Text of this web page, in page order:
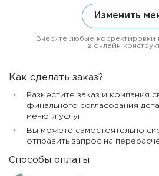
Изменить
Внесите любые корректировки
в онлайн
Как сделать заказ?
Разместите заказ и компания
финального согласования
меню и услуг.
Вы можете самостоятельно
отправить запрос на
Способы оплаты